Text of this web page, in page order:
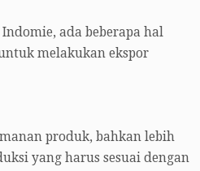
ada beberapa hal
melakukan ekspor
produk, bahkan lebih
yang harus sesuai dengan